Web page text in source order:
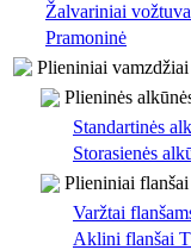
Žalvariniai
Pramoninė
Plieniniai
Plieninės
Standartinės
Storasienės
Plieniniai
Varžtai
Aklini flanšai